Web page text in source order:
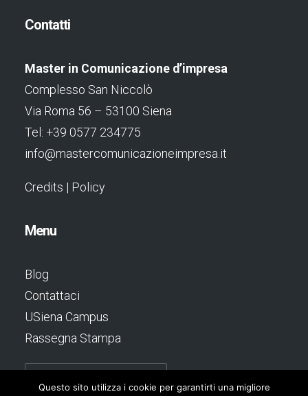
Contatti
Master in Comunicazione d’impresa
Complesso San Niccolò
Via Roma 56 – 53100 Siena
Tel: +39 0577 234775
info@mastercomunicazioneimpresa.it
Credits | Policy
Menu
Blog
Contattaci
USiena Campus
Rassegna Stampa
Questo sito utilizza i cookie per garantirti una migliore